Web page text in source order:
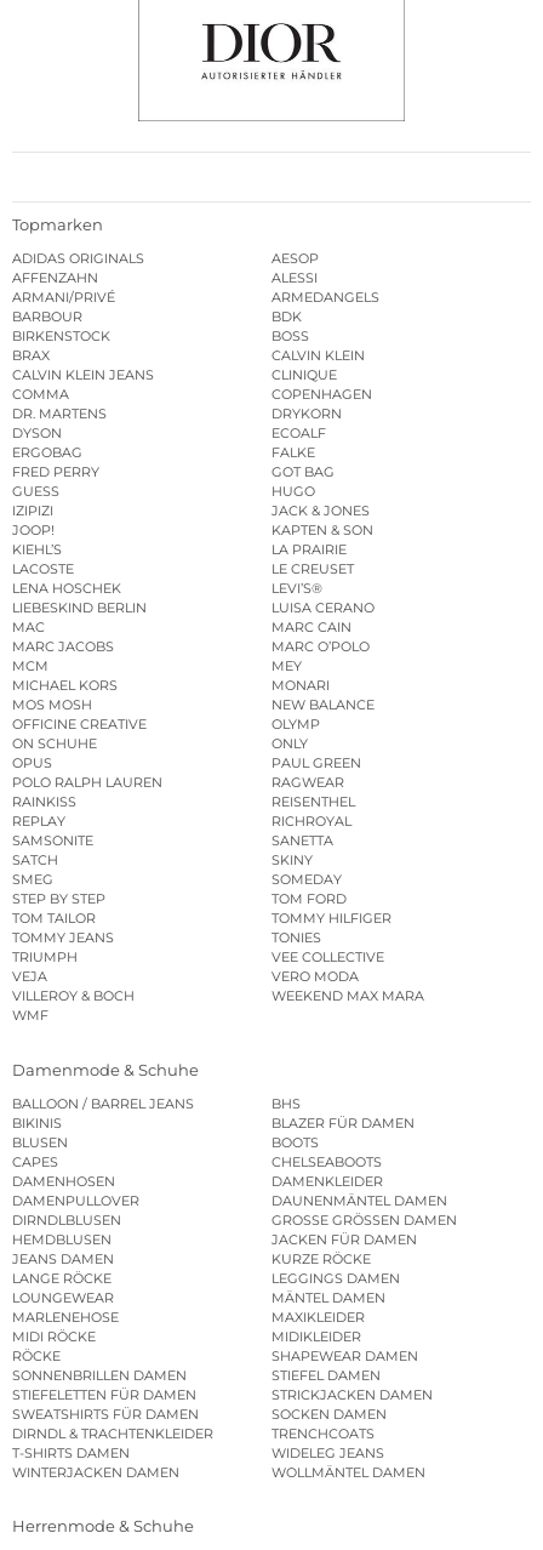
Topmarken
ADIDAS ORIGINALS
AESOP
AFFENZAHN
ALESSI
ARMANI/PRIVÉ
ARMEDANGELS
BARBOUR
BDK
BIRKENSTOCK
BOSS
BRAX
CALVIN KLEIN
CALVIN KLEIN JEANS
CLINIQUE
COMMA
COPENHAGEN
DR. MARTENS
DRYKORN
DYSON
ECOALF
ERGOBAG
FALKE
FRED PERRY
GOT BAG
GUESS
HUGO
IZIPIZI
JACK & JONES
JOOP!
KAPTEN & SON
KIEHL’S
LA PRAIRIE
LACOSTE
LE CREUSET
LENA HOSCHEK
LEVI’S®
LIEBESKIND BERLIN
LUISA CERANO
MAC
MARC CAIN
MARC JACOBS
MARC O’POLO
MCM
MEY
MICHAEL KORS
MONARI
MOS MOSH
NEW BALANCE
OFFICINE CREATIVE
OLYMP
ON SCHUHE
ONLY
OPUS
PAUL GREEN
POLO RALPH LAUREN
RAGWEAR
RAINKISS
REISENTHEL
REPLAY
RICHROYAL
SAMSONITE
SANETTA
SATCH
SKINY
SMEG
SOMEDAY
STEP BY STEP
TOM FORD
TOM TAILOR
TOMMY HILFIGER
TOMMY JEANS
TONIES
TRIUMPH
VEE COLLECTIVE
VEJA
VERO MODA
VILLEROY & BOCH
WEEKEND MAX MARA
WMF
Damenmode & Schuhe
BALLOON / BARREL JEANS
BHS
BIKINIS
BLAZER FÜR DAMEN
BLUSEN
BOOTS
CAPES
CHELSEABOOTS
DAMENHOSEN
DAMENKLEIDER
DAMENPULLOVER
DAUNENMÄNTEL DAMEN
DIRNDLBLUSEN
GROSSE GRÖSSEN DAMEN
HEMDBLUSEN
JACKEN FÜR DAMEN
JEANS DAMEN
KURZE RÖCKE
LANGE RÖCKE
LEGGINGS DAMEN
LOUNGEWEAR
MÄNTEL DAMEN
MARLENEHOSE
MAXIKLEIDER
MIDI RÖCKE
MIDIKLEIDER
RÖCKE
SHAPEWEAR DAMEN
SONNENBRILLEN DAMEN
STIEFEL DAMEN
STIEFELETTEN FÜR DAMEN
STRICKJACKEN DAMEN
SWEATSHIRTS FÜR DAMEN
SOCKEN DAMEN
DIRNDL & TRACHTENKLEIDER
TRENCHCOATS
T-SHIRTS DAMEN
WIDELEG JEANS
WINTERJACKEN DAMEN
WOLLMÄNTEL DAMEN
Herrenmode & Schuhe